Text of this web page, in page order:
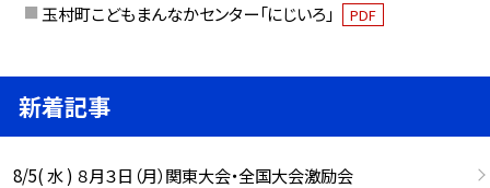
玉村町こどもまんなかセンター「にじいろ」 PDF
新着記事
8/5( 水 ) ８月３日（月）関東大会・全国大会激励会